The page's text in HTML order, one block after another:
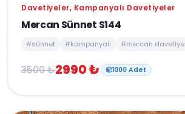
Davetiyeler, Kampanyalı Davetiyeler
Mercan Sünnet S144
#sünnet #kampanyali #mercan davetiye
3500 ₺2990 ₺ 1000 Adet